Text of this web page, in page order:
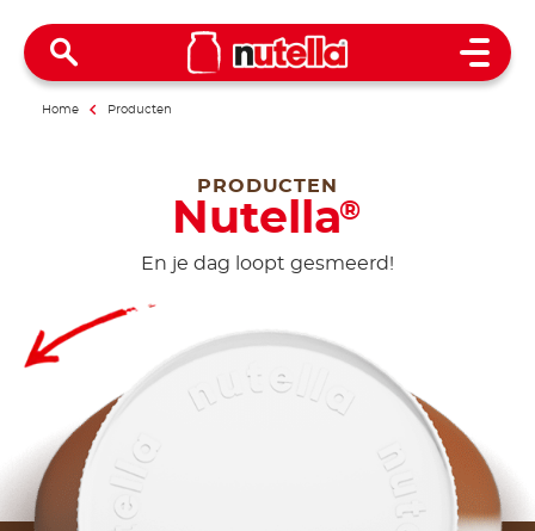
Open
Home Producten
PRODUCTEN
Nutella®
En je dag loopt gesmeerd!